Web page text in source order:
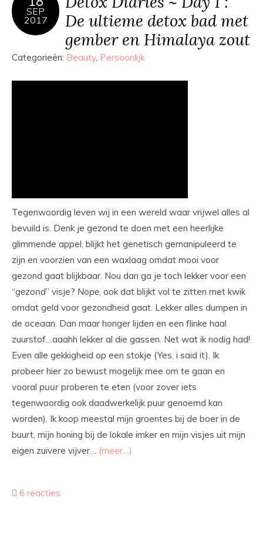
SEP
2017
De ultieme detox bad met
gember en Himalaya zout
Categorieën: Beauty, Persoonlijk
Tegenwoordig leven wij in een wereld waar vrijwel alles al
bevuild is. Denk je gezond te doen met een heerlijke
glimmende appel, blijkt het genetisch gemanipuleerd te
zijn en voorzien van een waxlaag omdat mooi voor
gezond gaat blijkbaar. Nou dan ga je toch lekker voor een
“gezond” visje? Nope, ook dat blijkt vol te zitten met kwik
omdat geld voor gezondheid gaat. Lekker alles dumpen in
de oceaan. Dan maar honger lijden en een flinke haal
zuurstof…aaahh lekker al die gassen. Net wat ik nodig had!
Even alle gekkigheid op een stokje (Yes, i said it). Ik
probeer hier zo bewust mogelijk mee om te gaan en
vooral puur proberen te eten (voor zover iets
tegenwoordig ook daadwerkelijk puur genoemd kan
worden). Ik koop meestal mijn groentes bij de boer in de
buurt, mijn honing bij de lokale imker en mijn visjes uit mijn
eigen zuivere vijver… (meer…)
6 reacties